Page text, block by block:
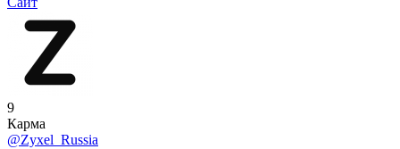
9
Карма
@Zyxel_Russia